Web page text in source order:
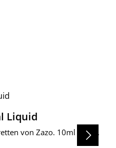
Liquid
von Zazo. 10ml Inhalt.